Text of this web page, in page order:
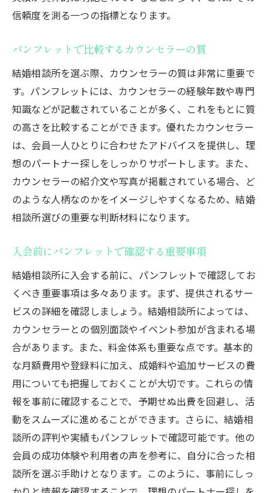
信頼度を測る一つの指標となります。
パンフレットで比較するカウンセラーの質
結婚相談所を選ぶ際、カウンセラーの質は非常に重要で
す。パンフレットには、カウンセラーの経験年数や専門
知識などが記載されていることが多く、これをもとに質
の高さを比較することができます。優れたカウンセラー
は、会員一人ひとりに合わせたアドバイスを提供し、理
想のパートナー探しをしっかりサポートします。また、
カウンセラーの紹介文や写真が掲載されている場合、ど
のような人柄なのかをイメージしやすくなるため、結婚
相談所選びの重要な判断材料になります。
入会前にパンフレットで確認する重要事項
結婚相談所に入会する前に、パンフレットで確認してお
くべき重要事項は多々あります。まず、提供されるサー
ビスの詳細を確認しましょう。結婚相談所によっては、
カウンセラーとの個別面談やイベント参加が含まれる場
合があります。また、料金体系も重要な点です。基本的
な月額費用や登録料に加え、成婚料や追加サービスの費
用についても把握しておくことが大切です。これらの情
報を事前に確認することで、予期せぬ出費を回避し、活
動をスムーズに進めることができます。さらに、結婚相
談所の評判や実績もパンフレットで確認可能です。他の
会員の成功体験や利用者の声を参考に、自分に合った相
談所を選ぶ手助けとなります。このように、事前にしっ